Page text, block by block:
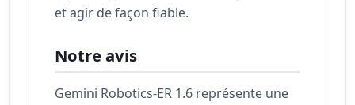
et agir de façon fiable.
Notre avis
Gemini Robotics-ER 1.6 représente une